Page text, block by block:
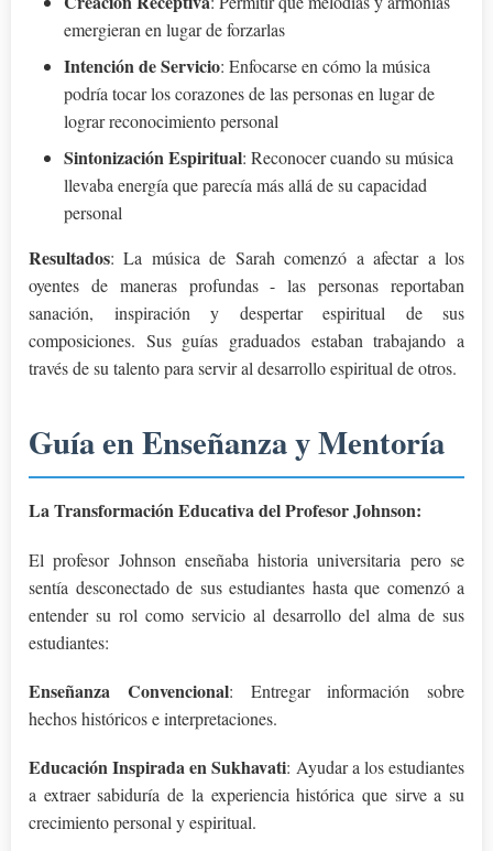
emergieran en lugar de forzarlas
Intención de Servicio: Enfocarse en cómo la música
podría tocar los corazones de las personas en lugar de
lograr reconocimiento personal
Sintonización Espiritual: Reconocer cuando su música
llevaba energía que parecía más allá de su capacidad
personal
Resultados: La música de Sarah comenzó a afectar a los
oyentes de maneras profundas - las personas reportaban
sanación, inspiración y despertar espiritual de sus
composiciones. Sus guías graduados estaban trabajando a
través de su talento para servir al desarrollo espiritual de otros.
Guía en Enseñanza y Mentoría
La Transformación Educativa del Profesor Johnson:
El profesor Johnson enseñaba historia universitaria pero se
sentía desconectado de sus estudiantes hasta que comenzó a
entender su rol como servicio al desarrollo del alma de sus
estudiantes:
Enseñanza Convencional: Entregar información sobre
hechos históricos e interpretaciones.
Educación Inspirada en Sukhavati: Ayudar a los estudiantes
a extraer sabiduría de la experiencia histórica que sirve a su
crecimiento personal y espiritual.